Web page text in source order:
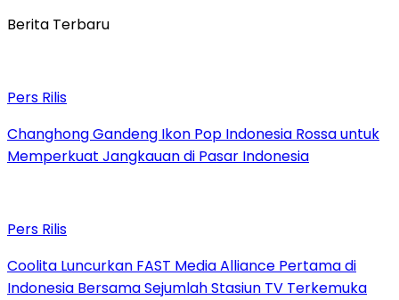
Berita Terbaru
Pers Rilis
Changhong Gandeng Ikon Pop Indonesia Rossa untuk
Memperkuat Jangkauan di Pasar Indonesia
Pers Rilis
Coolita Luncurkan FAST Media Alliance Pertama di
Indonesia Bersama Sejumlah Stasiun TV Terkemuka